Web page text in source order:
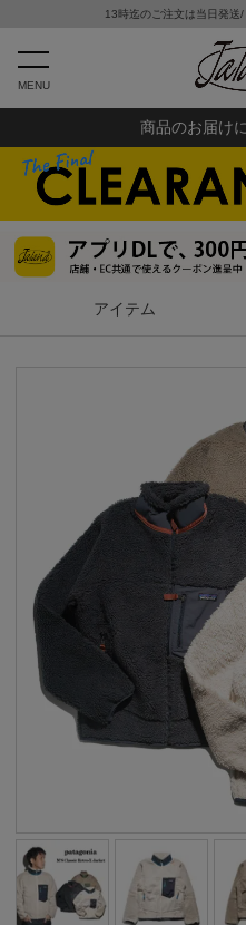
13時迄のご注文は当日発
MENU
商品のお届け
アイテム